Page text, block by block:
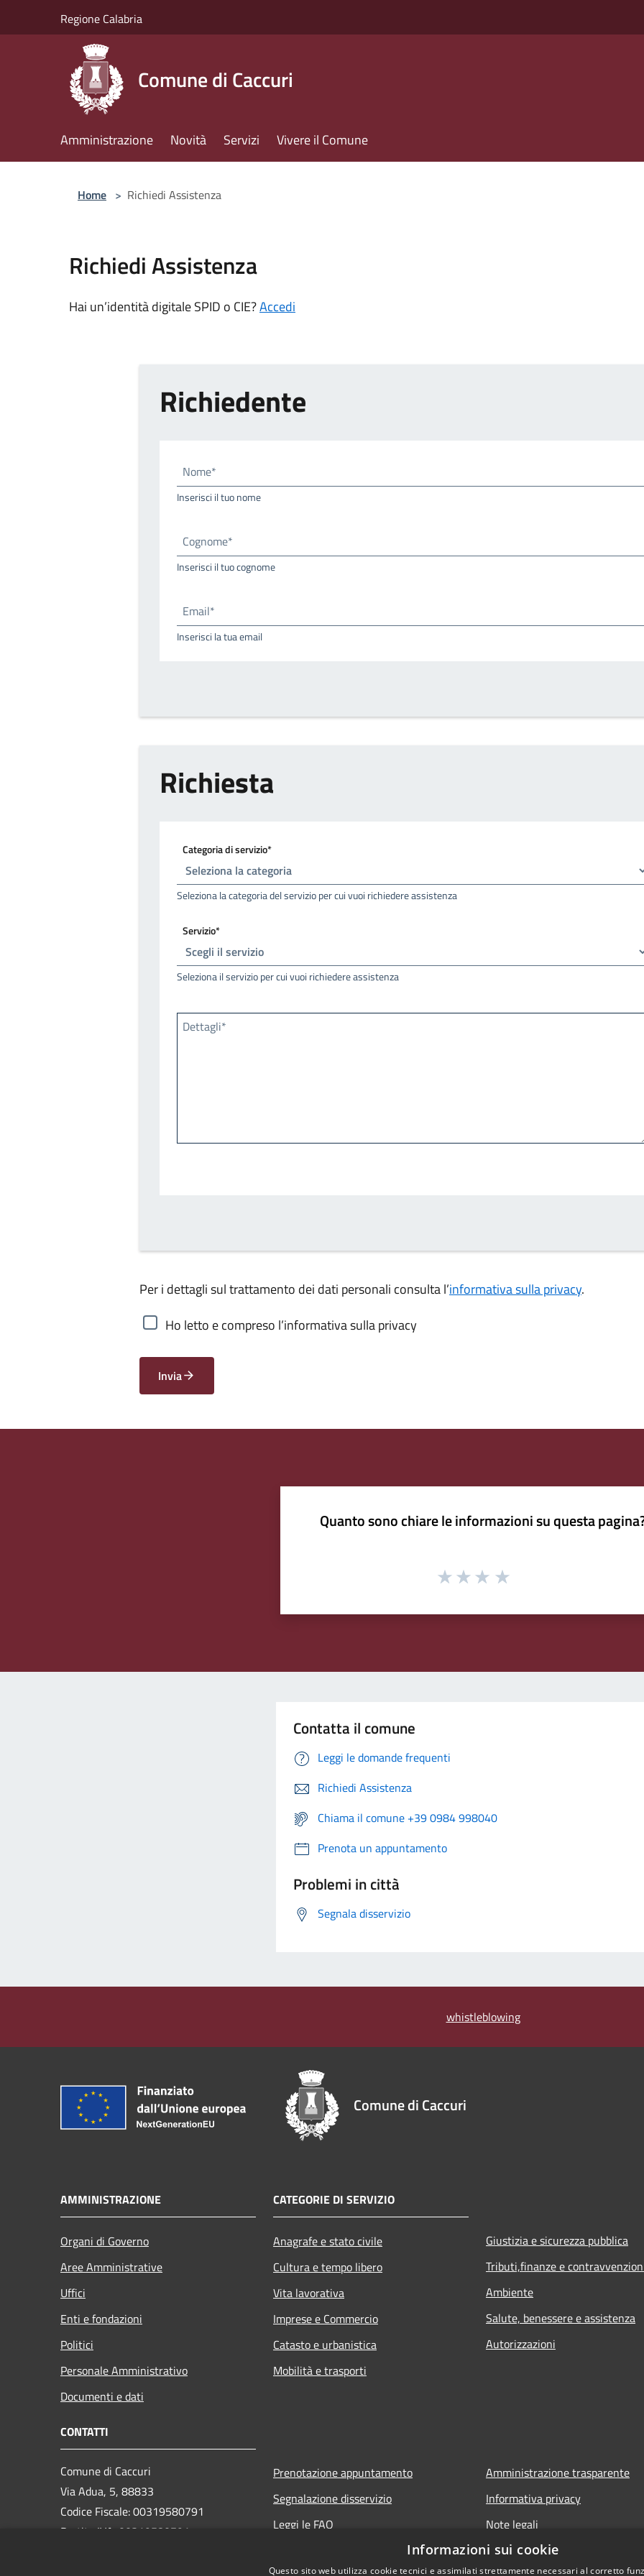
Regione Calabria
Comune di Caccuri
Amministrazione Novità Servizi Vivere il Comune
Home > Richiedi Assistenza
Richiedi Assistenza
Hai un’identità digitale SPID o CIE?Accedi
Richiedente
Nome*
Inserisci il tuo nome
Cognome*
Inserisci il tuo cognome
Email*
Inserisci la tua email
Richiesta
Categoria di servizio*
Seleziona la categoria del servizio per cui vuoi richiedere assistenza
Servizio*
Seleziona il servizio per cui vuoi richiedere assistenza
Dettagli*
Per i dettagli sul trattamento dei dati personali consulta l’informativa sulla privacy.
Ho letto e compreso l’informativa sulla privacy
Invia
Quanto sono chiare le informazioni su questa
Contatta il comune
Leggi le domande frequenti
Richiedi Assistenza
Chiama il comune +39 0984 998040
Prenota un appuntamento
Problemi in città
Segnala disservizio
whistleblowing
Comune di Caccuri
AMMINISTRAZIONE
Organi di Governo
Aree Amministrative
Uffici
Enti e fondazioni
Politici
Personale Amministrativo
Documenti e dati
CATEGORIE DI SERVIZIO
Anagrafe e stato civile
Cultura e tempo libero
Vita lavorativa
Imprese e Commercio
Catasto e urbanistica
Mobilità e trasporti
Giustizia e sicurezza pubblica
Tributi,finanze e
Ambiente
Salute, benessere e assistenza
Autorizzazioni
CONTATTI
Comune di Caccuri
Via Adua, 5, 88833
Codice Fiscale: 00319580791
Partita IVA: 00319580791
Prenotazione appuntamento
Segnalazione disservizio
Leggi le FAQ
Amministrazione trasparente
Informativa privacy
Note legali
Dichiarazione di accessibilità
Informazioni sui cookie
Questo sito web utilizza cookie tecnici e assimilati strettamente necessari al corretto